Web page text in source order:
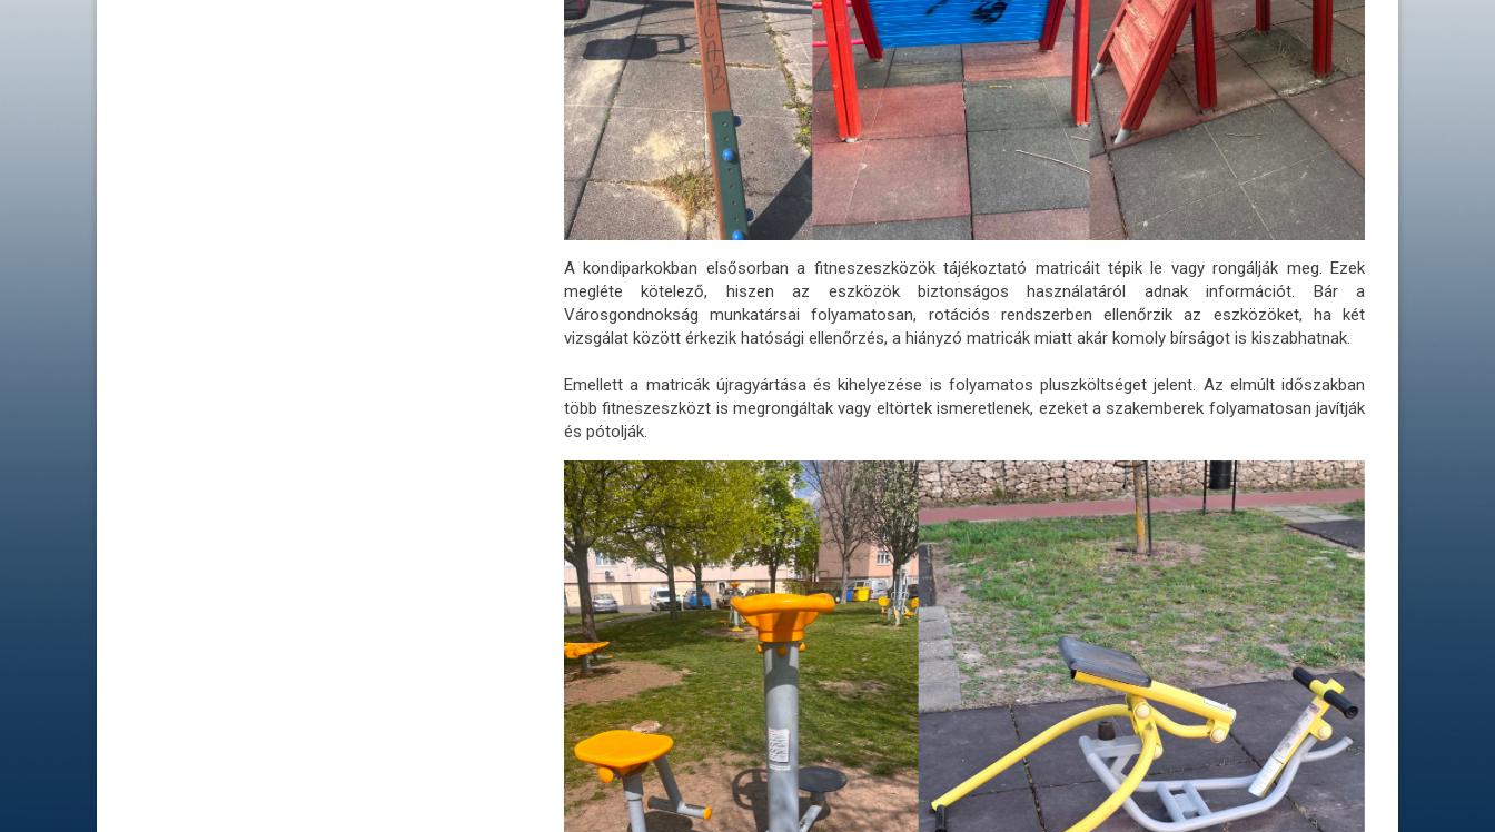
A kondiparkokban elsősorban a fitneszeszközök tájékoztató matricáit tépik le vagy rongálják meg. Ezek
megléte kötelező, hiszen az eszközök biztonságos használatáról adnak információt. Bár a
Városgondnokság munkatársai folyamatosan, rotációs rendszerben ellenőrzik az eszközöket, ha két
vizsgálat között érkezik hatósági ellenőrzés, a hiányzó matricák miatt akár komoly bírságot is kiszabhatnak.
Emellett a matricák újragyártása és kihelyezése is folyamatos pluszköltséget jelent. Az elmúlt időszakban
több fitneszeszközt is megrongáltak vagy eltörtek ismeretlenek, ezeket a szakemberek folyamatosan javítják
és pótolják.